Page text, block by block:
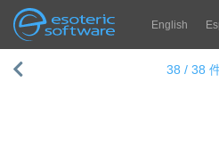
Esoteric
Navigation English
ホーム Spine
38 / 38